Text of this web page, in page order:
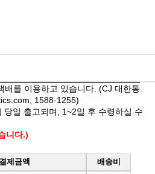
배를 이용하고 있습니다. (CJ 대한통
, 1588-1255)
당일 출고되며, 1~2일 후 수령하실 수
니다.)
결제금액
배송비